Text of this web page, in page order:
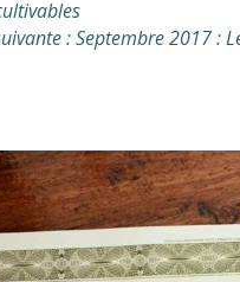
: Septembre 2017 :